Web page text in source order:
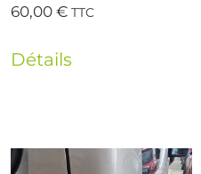
60,00€ TTC
Détails